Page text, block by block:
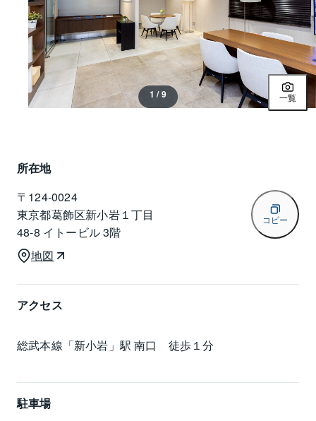
1 / 9 一覧
所在地
〒 124-0024
東京都葛飾区新小岩１丁目
48-8 イトービル 3階
コピー
地図
アクセス
総武本線「新小岩」駅 南口　徒歩１分
駐車場